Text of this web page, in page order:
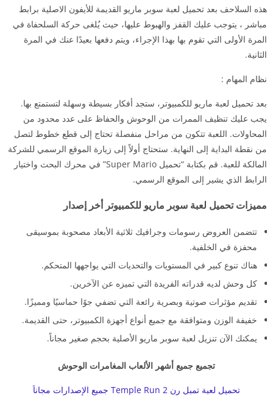
هذه السلاحف بعد تحميل لعبة سوبر ماريو القديمة للأيفون الاصلية برابط
مباشر ، يتوجب عليك القفز والهبوط عليها، حيث يُلغى حركة السلحفاة في
المرة الأولى التي تقوم بها بهذا الإجراء، ويتم دفعها بعيدًا عنك في المرة
الثانية.
نظام المهام :
بعد تحميل لعبة ماريو للكمبيوتر، ستجد أفكار بسيطة وسهلة لتستمتع بها.
يجب عليك تنظيف الممرات من الوحوش والحفاظ على عدد محدود من
المحاولات. اللعبة تتكون من مراحل منفصلة تحتاج إلى قطع خطوط لتصل
من نقطة البداية إلى النهاية. ستحتاج أولاً إلى زيارة الموقع الرسمي للشركة
المالكة للعبة. قم بكتابة “تحميل Super Mario” في محرك البحث واختيار
الرابط الذي يشير إلى الموقع الرسمي.
مميزات تحميل لعبة سوبر ماريو للكمبيوتر أخر إصدار
تتضمن العروض رسومات وجرافيك ثلاثية الأبعاد مصحوبة بموسيقى
محفزة في الخلفية.
هناك تنوع كبير في المستويات والتحديات التي يواجهها المتحكم.
كل وحش لديه قدراته الفريدة التي تميزه عن الآخرين.
تقديم مؤثرات صوتية وبصرية رائعة التي تضفي جوًا حماسيًا ومميزًا.
خفيفة الوزن ومتوافقة مع جميع أنواع أجهزة الكمبيوتر، حتى القديمة.
يمكنك الآن تنزيل لعبة سوبر ماريو الأصلية بحجم صغير مجاناً.
تجميع جميع أشهر الألعاب المغامرات الوحوش
تحميل لعبة تمبل رن 2 Temple Run جميع الإصدارات مجاناَ